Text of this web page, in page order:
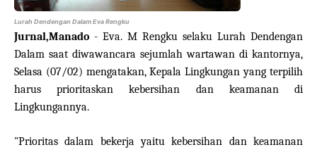
Lurah Dendengan Dalam Eva Rengku
Jurnal,Manado - Eva. M Rengku selaku Lurah Dendengan
Dalam saat diwawancara sejumlah wartawan di kantornya,
Selasa (07/02) mengatakan, Kepala Lingkungan yang terpilih
harus prioritaskan kebersihan dan keamanan di
Lingkungannya.
"Prioritas dalam bekerja yaitu kebersihan dan keamanan